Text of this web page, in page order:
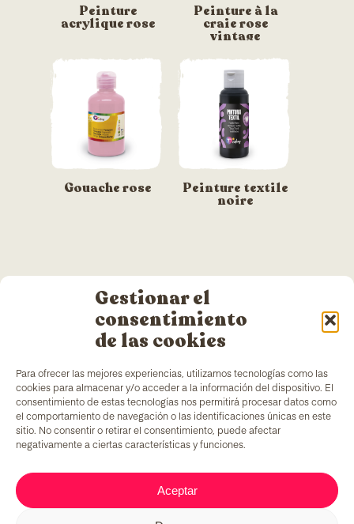
Gestionar el
consentimiento
de las cookies
Para ofrecer las mejores experiencias, utilizamos tecnologías como las
cookies para almacenar y/o acceder a la información del dispositivo. El
consentimiento de estas tecnologías nos permitirá procesar datos como
el comportamiento de navegación o las identificaciones únicas en este
sitio. No consentir o retirar el consentimiento, puede afectar
negativamente a ciertas características y funciones.
Aceptar
Peinture
acrylique rose
Peinture à la
craie rose
vintage
Gouache rose Peinture textile
noire
TColors dispose d’une usine de peinture à
Barcelone et de son propre laboratoire pour la
création de peintures et d’adhésifs. Peintures à
l’eau, produites conformément à la réglementation
EN-71, qui apportent un ingrédient unique sur le
marché : générer des emplois pour des groupes en